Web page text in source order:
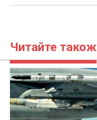
Читайте також